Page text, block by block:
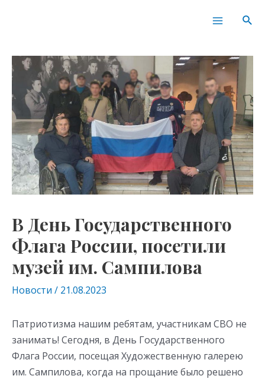
Main
В День Государственного
Флага России, посетили
музей им. Сампилова
Новости / 21.08.2023
Патриотизма нашим ребятам, участникам СВО не
занимать! Сегодня, в День Государственного
Флага России, посещая Художественную галерею
им. Сампилова, когда на прощание было решено